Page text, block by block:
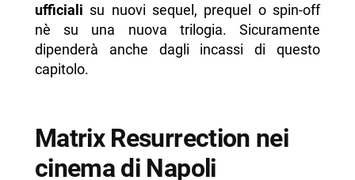
ufficiali su nuovi sequel, prequel o spin-off
nè su una nuova trilogia. Sicuramente
dipenderà anche dagli incassi di questo
capitolo.
Matrix Resurrection nei
cinema di Napoli